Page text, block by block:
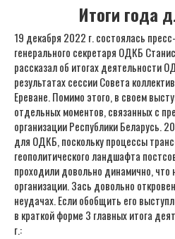
Итоги года
19 декабря 2022 г. состоялась
генерального секретаря ОДКБ
рассказал об итогах деятельности
результатах сессии Совета
Ереване. Помимо этого, в своем
отдельных моментов, связанных с
организации Республики Беларусь.
для ОДКБ, поскольку процессы
геополитического ландшафта
проходили довольно динамично, что
организации. Зась довольно
неудачах. Если обобщить его
в краткой форме 3 главных итога
г.: